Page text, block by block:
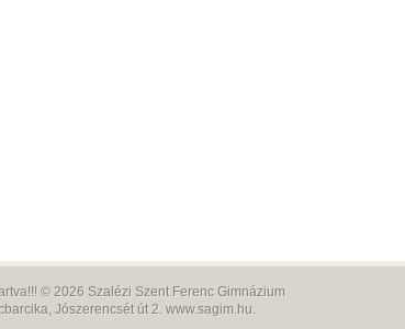
© 2026 Szalézi Szent Ferenc Gimnázium
Jószerencsét út 2. www.sagim.hu.